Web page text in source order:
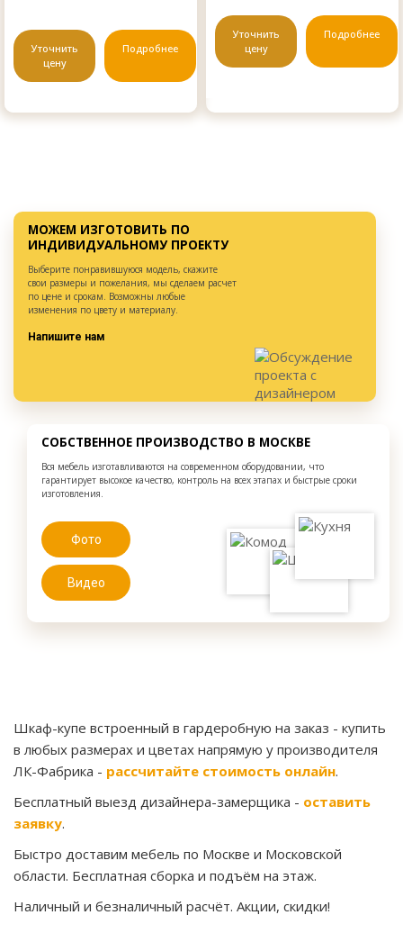
Уточнить
цену
Подробнее
Уточнить
цену
Подробнее
МОЖЕМ ИЗГОТОВИТЬ ПО
ИНДИВИДУАЛЬНОМУ ПРОЕКТУ
Выберите понравившуюся модель, скажите
свои размеры и пожелания, мы сделаем расчет
по цене и срокам. Возможны любые
изменения по цвету и материалу.
Напишите нам
СОБСТВЕННОЕ ПРОИЗВОДСТВО В МОСКВЕ
Вся мебель изготавливаются на современном оборудовании, что
гарантирует высокое качество, контроль на всех этапах и быстрые сроки
изготовления.
Фото
Видео
Шкаф-купе встроенный в гардеробную на заказ - купить
в любых размерах и цветах напрямую у производителя
ЛК-Фабрика - рассчитайте стоимость онлайн.
Бесплатный выезд дизайнера-замерщика - оставить
заявку.
Быстро доставим мебель по Москве и Московской
области. Бесплатная сборка и подъём на этаж.
Наличный и безналичный расчёт. Акции, скидки!